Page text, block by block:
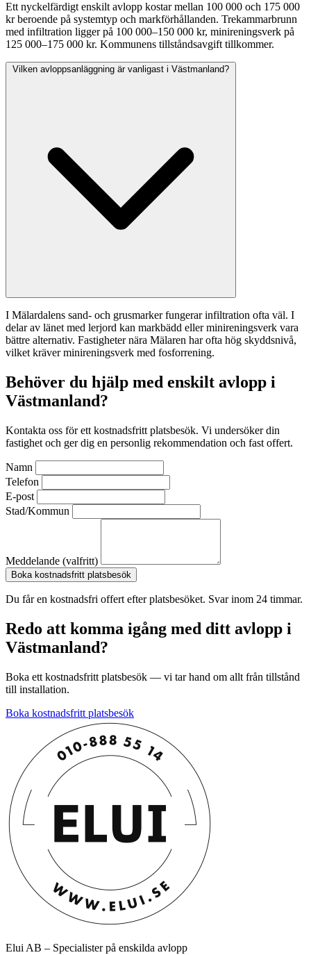
Ett nyckelfärdigt enskilt avlopp kostar mellan 100 000 och 175 000
kr beroende på systemtyp och markförhållanden. Trekammarbrunn
med infiltration ligger på 100 000–150 000 kr, minireningsverk på
125 000–175 000 kr. Kommunens tillståndsavgift tillkommer.
Vilken avloppsanläggning är vanligast i Västmanland?
I Mälardalens sand- och grusmarker fungerar infiltration ofta väl. I
delar av länet med lerjord kan markbädd eller minireningsverk vara
bättre alternativ. Fastigheter nära Mälaren har ofta hög skyddsnivå,
vilket kräver minireningsverk med fosforrening.
Behöver du hjälp med enskilt avlopp i
Västmanland?
Kontakta oss för ett kostnadsfritt platsbesök. Vi undersöker din
fastighet och ger dig en personlig rekommendation och fast offert.
Namn
Telefon
E-post
Stad/Kommun
Meddelande (valfritt)
Boka kostnadsfritt platsbesök
Du får en kostnadsfri offert efter platsbesöket. Svar inom 24 timmar.
Redo att komma igång med ditt avlopp i
Västmanland?
Boka ett kostnadsfritt platsbesök — vi tar hand om allt från tillstånd
till installation.
Boka kostnadsfritt platsbesök
Elui AB – Specialister på enskilda avlopp